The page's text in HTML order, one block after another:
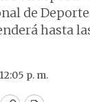
de
hasta
p. m.